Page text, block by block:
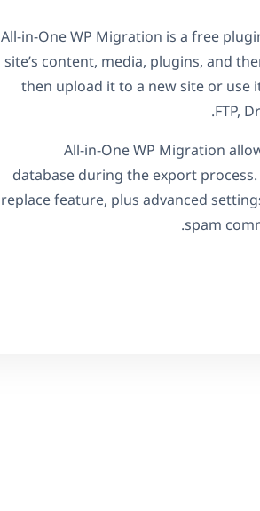
All-in-One WP Migration is a free
site’s content, media, plugins, and
then upload it to a new site or use
FTP,
All-in-One WP Migration
database during the export
replace feature, plus advanced
spam